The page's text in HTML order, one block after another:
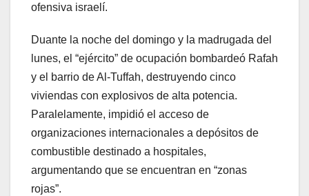
ofensiva israelí.
Duante la noche del domingo y la madrugada del
lunes, el “ejército” de ocupación bombardeó Rafah
y el barrio de Al-Tuffah, destruyendo cinco
viviendas con explosivos de alta potencia.
Paralelamente, impidió el acceso de
organizaciones internacionales a depósitos de
combustible destinado a hospitales,
argumentando que se encuentran en “zonas
rojas”.